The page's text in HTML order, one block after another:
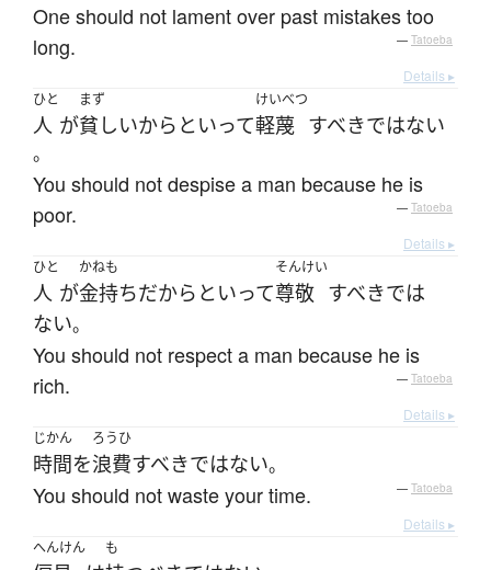
One should not lament over past mistakes too
long.
— Tatoeba
Details ▸
ひと
人 が
まず
貧しいからといって
けいべつ
軽蔑 すべきではない
。
You should not despise a man because he is
poor.
— Tatoeba
Details ▸
ひと
人 が
かねも
金持ちだから といって
そんけい
尊敬 すべきでは
ない。
You should not respect a man because he is
rich.
— Tatoeba
Details ▸
じかん
時間を
ろうひ
浪費すべきではない。
You should not waste your time. — Tatoeba
Details ▸
へんけん
も